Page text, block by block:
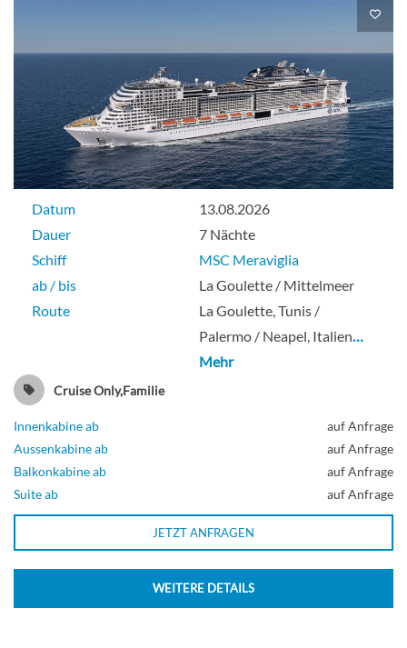
Datum
13.08.2026
Dauer
7 Nächte
Schiff
MSC Meraviglia
ab / bis
La Goulette / Mittelmeer
Route
La Goulette, Tunis /
Palermo / Neapel, Italien…
Mehr
Cruise Only,Familie
Innenkabine ab
auf Anfrage
Aussenkabine ab
auf Anfrage
Balkonkabine ab
auf Anfrage
Suite ab
auf Anfrage
JETZT ANFRAGEN
WEITERE DETAILS